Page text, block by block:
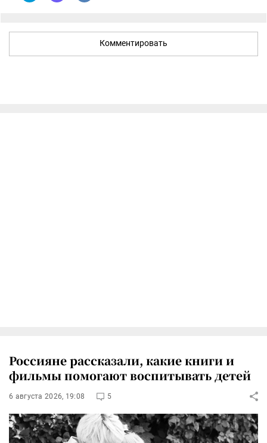
Комментировать
Россияне рассказали, какие книги и
фильмы помогают воспитывать детей
6 августа 2026, 19:08 5